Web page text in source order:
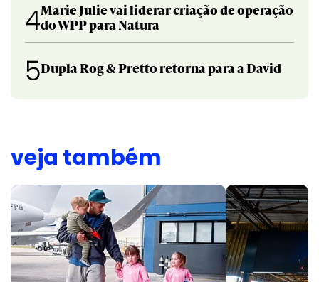
4Marie Julie vai liderar criação de operação
do WPP para Natura
5Dupla Rog & Pretto retorna para a David
veja também